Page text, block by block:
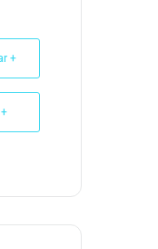
+ Add to Google Calendar
+ iCal / Outlook export